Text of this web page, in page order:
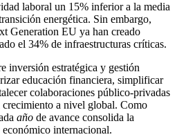
laboral un 15% inferior a la media
energética. Sin embargo,
Generation EU ya han creado
el 34% de infraestructuras críticas.
inversión estratégica y gestión
educación financiera, simplificar
colaboraciones público-privadas
crecimiento a nivel global. Como
año de avance consolida la
internacional.